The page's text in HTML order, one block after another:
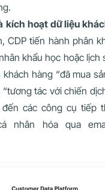
kích hoạt dữ liệu
CDP tiến hành phân
khẩu học hoặc lịch
hàng “đã mua
“tương tác với chiến
các công cụ tiếp
nhân hóa qua